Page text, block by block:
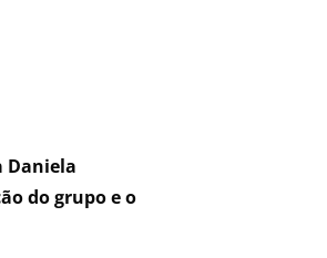
Daniela
do grupo e o